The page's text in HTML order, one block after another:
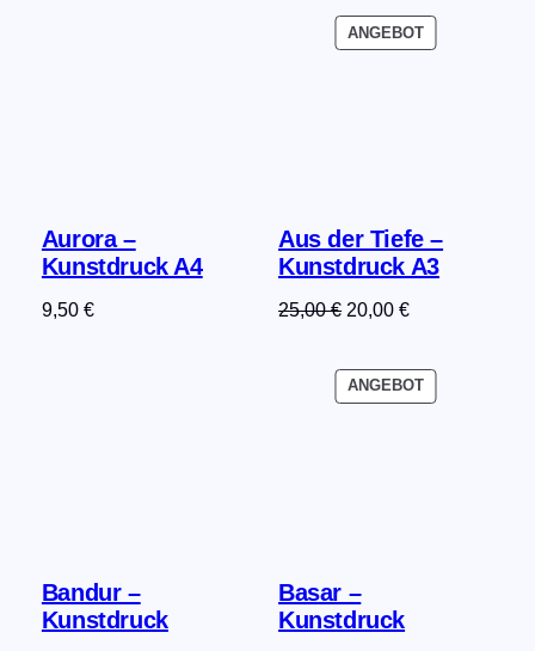
Aurora –
Kunstdruck A4
9,50 €
ANGEBOTPRODUKT
IM
Aus der Tiefe –
Kunstdruck A3
25,00€ Ursprünglicher
war:
25,00 €
20,00€Aktueller
ist:
20,00 €.
Bandur –
Kunstdruck
ANGEBOTPRODUKT
IM
Basar –
Kunstdruck